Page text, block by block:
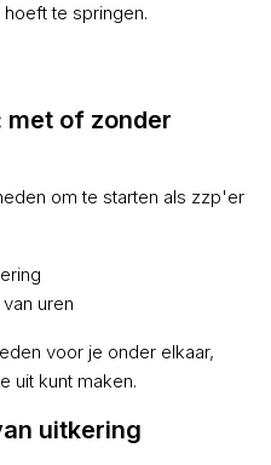
te springen.
met of zonder
om te starten als zzp'er
uren
voor je onder elkaar,
uit kunt maken.
uitkering